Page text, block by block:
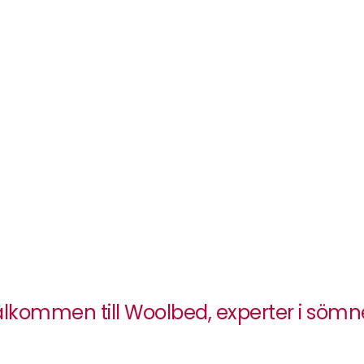
till Woolbed, experter i